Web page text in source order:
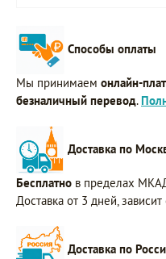
Способы оплаты
Мы принимаем онлайн-
безналичный перевод.
Доставка по
Бесплатно в пределах
Доставка от 3 дней,
Доставка по